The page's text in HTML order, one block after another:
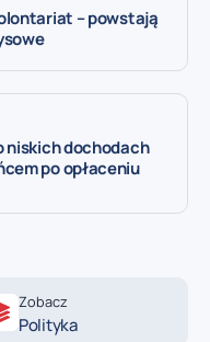
– powstają
niskich dochodach
po opłaceniu
Zobacz
Polityka